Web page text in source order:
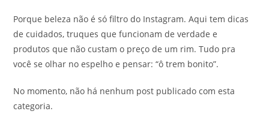
Porque beleza não é só filtro do Instagram. Aqui tem dicas
de cuidados, truques que funcionam de verdade e
produtos que não custam o preço de um rim. Tudo pra
você se olhar no espelho e pensar: “ô trem bonito”.
No momento, não há nenhum post publicado com esta
categoria.